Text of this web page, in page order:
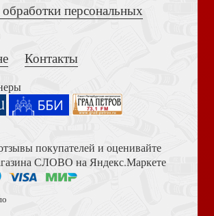
Истинно живы
Вслед за ангелом к мечте
духовности. В супружестве, и не только
на Апокалипсис (Тихоний Африканский)
перераб., и доп., синий бумвинил)
персональных
Контакты